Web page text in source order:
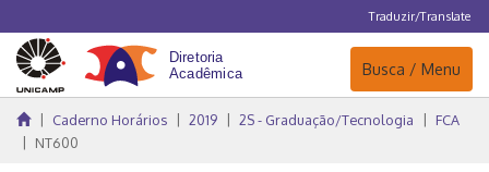
Traduzir/Translate
Navegação
Busca / Menu
Caderno Horários 2019 2S - Graduação/Tecnologia
FCA
NT600